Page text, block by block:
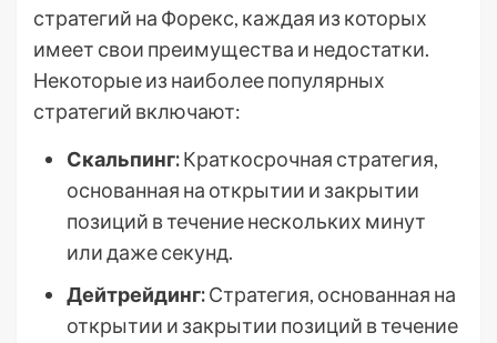
стратегий на Форекс, каждая из которых
имеет свои преимущества и недостатки.
Некоторые из наиболее популярных
стратегий включают:
Скальпинг:Краткосрочная стратегия,
основанная на открытии и закрытии
позиций в течение нескольких минут
или даже секунд.
Дейтрейдинг:Стратегия, основанная на
открытии и закрытии позиций в течение